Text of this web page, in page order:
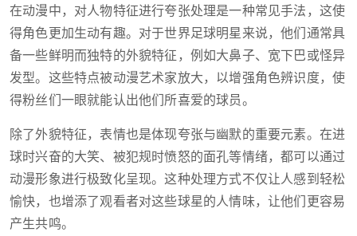
在动漫中，对人物特征进行夸张处理是一种常见手法，这使
得角色更加生动有趣。对于世界足球明星来说，他们通常具
备一些鲜明而独特的外貌特征，例如大鼻子、宽下巴或怪异
发型。这些特点被动漫艺术家放大，以增强角色辨识度，使
得粉丝们一眼就能认出他们所喜爱的球员。
除了外貌特征，表情也是体现夸张与幽默的重要元素。在进
球时兴奋的大笑、被犯规时愤怒的面孔等情绪，都可以通过
动漫形象进行极致化呈现。这种处理方式不仅让人感到轻松
愉快，也增添了观看者对这些球星的人情味，让他们更容易
产生共鸣。